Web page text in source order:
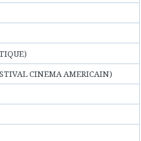
CINEMA AMERICAIN)